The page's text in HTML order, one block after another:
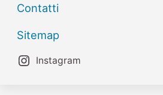
Contatti
Sitemap
Instagram